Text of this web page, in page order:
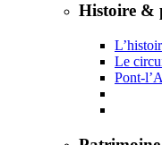
Histoire &
Le
Pont-